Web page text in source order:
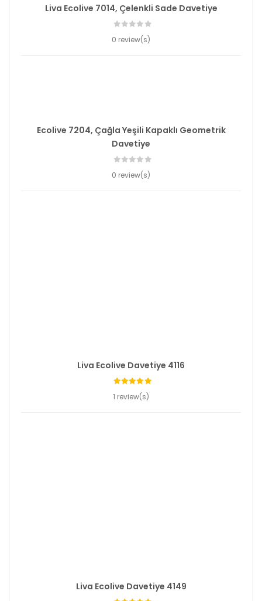
Liva Ecolive 7014, Çelenkli Sade Davetiye
0 review(s)
Ecolive 7204, Çağla Yeşili Kapaklı Geometrik
Davetiye
0 review(s)
Liva Ecolive Davetiye 4116
1 review(s)
Liva Ecolive Davetiye 4149